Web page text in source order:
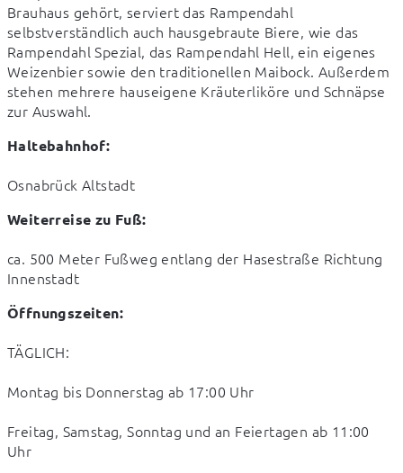
Brauhaus gehört, serviert das Rampendahl
selbstverständlich auch hausgebraute Biere, wie das
Rampendahl Spezial, das Rampendahl Hell, ein eigenes
Weizenbier sowie den traditionellen Maibock. Außerdem
stehen mehrere hauseigene Kräuterliköre und Schnäpse
zur Auswahl.
Haltebahnhof:
Osnabrück Altstadt
Weiterreise zu Fuß:
ca. 500 Meter Fußweg entlang der Hasestraße Richtung
Innenstadt
Öffnungszeiten:
TÄGLICH:
Montag bis Donnerstag ab 17:00 Uhr
Freitag, Samstag, Sonntag und an Feiertagen ab 11:00
Uhr